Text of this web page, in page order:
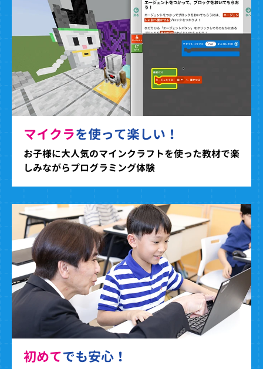
マイクラを使って楽しい！
お子様に大人気のマインクラフトを使った教材で楽
しみながらプログラミング体験
初めてでも安心！